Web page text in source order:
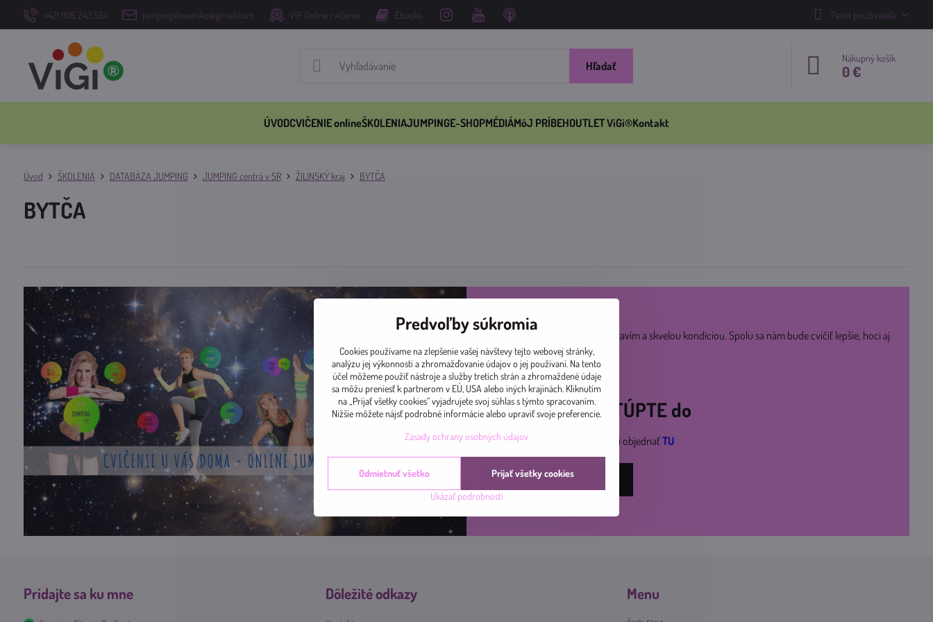
+421 905 243 554 jumpingslovensko@gmail.com VIP Online cvičenie Ebooks Panel používateľa
Hľadať
Nákupný košík
0 €
ÚVODCVIČENIE onlineŠKOLENIAJUMPINGE-SHOPMÉDIÁMôJ PRÍBEHOUTLET ViGi®Kontakt
Úvod ŠKOLENIA DATABÁZA JUMPING JUMPING centrá v SR ŽILINSKÝ kraj BYTČA
BYTČA
Pridajte sa k nám na ceste za zdravím a skvelou kondíciou. Spolu sa nám bude cvičiť lepšie, hoci aj
online.
Teším sa na Vás ♡
Nech sa páči, VSTÚPTE do
Nemáte povolený vstup? Stačí si objednaťTU
V.I.P. zóny ONLINE cvičenia
Pridajte sa ku mne Dôležité odkazy Menu
Predvoľby súkromia
Cookies používame na zlepšenie vašej návštevy tejto webovej stránky,
analýzu jej výkonnosti a zhromažďovanie údajov o jej používaní. Na tento
účel môžeme použiť nástroje a služby tretích strán a zhromaždené údaje
sa môžu preniesť k partnerom v EÚ, USA alebo iných krajinách. Kliknutím
na „Prijať všetky cookies“ vyjadrujete svoj súhlas s týmto spracovaním.
Nižšie môžete nájsť podrobné informácie alebo upraviť svoje preferencie.
Zásady ochrany osobných údajov
Ukázať podrobnosti
Prijať všetky cookies
Odmietnuť všetko